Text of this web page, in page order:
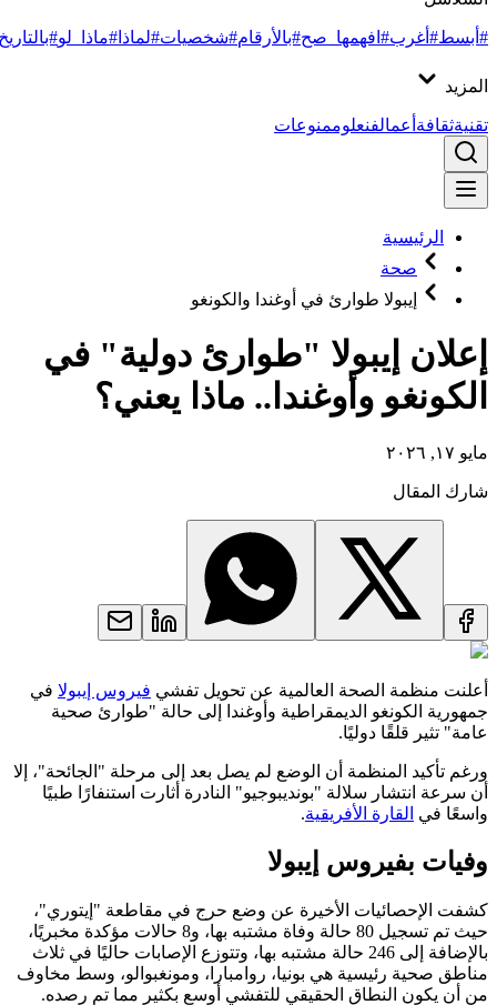
#أبسط#أغرب#افهمها_صح#بالأرقام#شخصيات#لماذا #ماذا_لو#بالتاريخ
المزيد
تقنيةثقافةأعمالفنعلوممنوعات
الرئيسية
صحة
إيبولا طوارئ في أوغندا والكونغو
إعلان إيبولا "طوارئ دولية" في
الكونغو وأوغندا.. ماذا يعني؟
مايو ١٧, ٢٠٢٦
شارك المقال
أعلنت منظمة الصحة العالمية عن تحويل تفشي فيروس إيبولافي
جمهورية الكونغو الديمقراطية وأوغندا إلى حالة "طوارئ صحية
عامة" تثير قلقًا دوليًا.
ورغم تأكيد المنظمة أن الوضع لم يصل بعد إلى مرحلة "الجائحة"، إلا
أن سرعة انتشار سلالة "بونديبوجيو" النادرة أثارت استنفارًا طبيًا
واسعًا في القارة الأفريقية.
وفيات بفيروس إيبولا
كشفت الإحصائيات الأخيرة عن وضع حرج في مقاطعة "إيتوري"،
حيث تم تسجيل 80 حالة وفاة مشتبه بها، و8 حالات مؤكدة مخبريًا،
بالإضافة إلى 246 حالة مشتبه بها، وتتوزع الإصابات حاليًا في ثلاث
مناطق صحية رئيسية هي بونيا، روامبارا، ومونغبوالو، وسط مخاوف
من أن يكون النطاق الحقيقي للتفشي أوسع بكثير مما تم رصده.